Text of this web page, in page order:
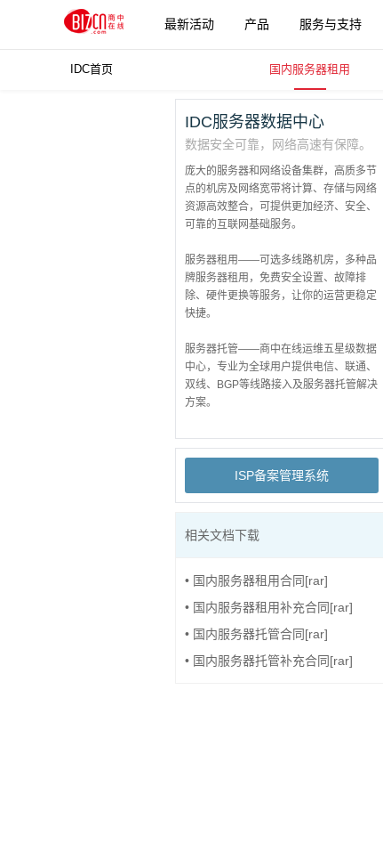
最新活动 产品 服务与支持
更多产品
IDC首页 国内服务器租用
IDC服务器数据中心
数据安全可靠，网络高速有保障。
庞大的服务器和网络设备集群，高质多节
点的机房及网络宽带将计算、存储与网络
资源高效整合，可提供更加经济、安全、
可靠的互联网基础服务。
服务器租用——可选多线路机房，多种品
牌服务器租用，免费安全设置、故障排
除、硬件更换等服务，让你的运营更稳定
快捷。
服务器托管——商中在线运维五星级数据
中心，专业为全球用户提供电信、联通、
双线、BGP等线路接入及服务器托管解决
方案。
ISP备案管理系统
相关文档下载
• 国内服务器租用合同[rar]
• 国内服务器租用补充合同[rar]
• 国内服务器托管合同[rar]
• 国内服务器托管补充合同[rar]